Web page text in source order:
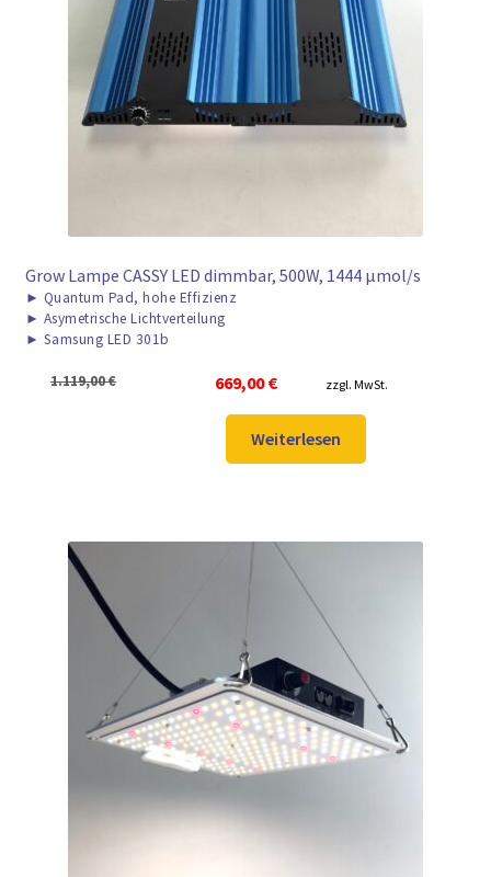
Grow Lampe CASSY LED dimmbar, 500W, 1444 μmol/s
► Quantum Pad, hohe Effizienz
► Asymetrische Lichtverteilung
► Samsung LED 301b
1.119,00€
Ursprünglicher
1.119,00 €
669,00€
Aktueller
ist:
669,00 €.
zzgl. MwSt.
Weiterlesen